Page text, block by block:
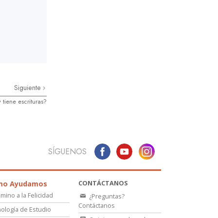
Siguiente
escrituras?
SÍGUENOS
Ayudamos
a la Felicidad
de Estudio
CONTÁCTANOS
¿Preguntas?
Contáctanos